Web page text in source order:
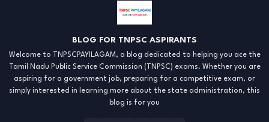
BLOG FOR TNPSC ASPIRANTS
Welcome to TNPSCPAYILAGAM, a blog dedicated to helping you ace the
Tamil Nadu Public Service Commission (TNPSC) exams. Whether you are
aspiring for a government job, preparing for a competitive exam, or
simply interested in learning more about the state administration, this
blog is for you